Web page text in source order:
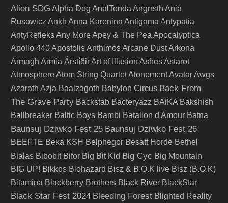
Alien SDG Alpha Dog AnalTonda Angrrsth Ania
Rusowicz Ankh Anna Karenina Antigama Antypatia
AntyRefleksAny MoreApey & The Pea Apocalyptica
Apollo 440Apostolis AnthimosArcane DustArkona
Armagh Armia ÁrstíðirArt of Illusion AshesAstarot
AtmosphereAtom String QuartetAtonementAvatarAwgs
Azarath Azja Baalzagoth Babylon Circus Back From
The Grave Party Backstab Bacteryazz BAiKA Bakshish
Ballbreaker Baltic Boys Bambi Batalion d'Amour Batna
Baunsuj Dziwko Fest 25 Baunsuj Dziwko Fest 26
BEEFTE Beka KSH Belphegor Besatt Horde Bethel
Białas Bibobit Bifor Big Bit Kid Big Cyc Big Mountain
BIG UP! Bikkos Biohazard Bisz & B.O.K live Bisz (B.O.K)
Bitamina Blackberry Brothers Black River BlackStar
Black Star Fest 2024 Bleeding Forest Blighted Reality